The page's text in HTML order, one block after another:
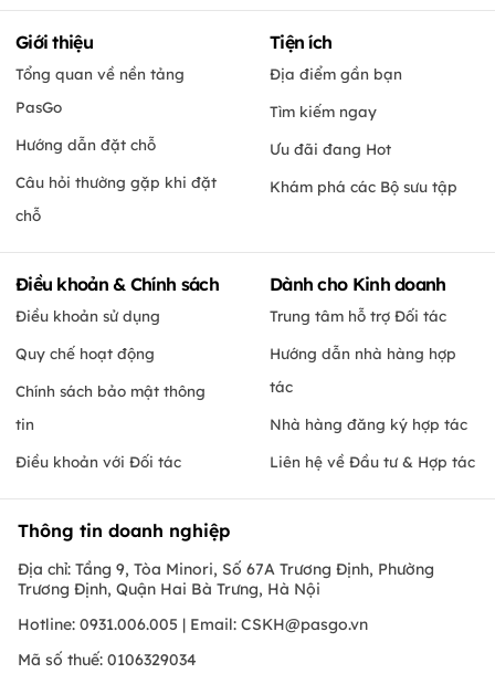
Giới thiệu
Tổng quan về nền tảng
PasGo
Hướng dẫn đặt chỗ
Câu hỏi thường gặp khi đặt
chỗ
Tiện ích
Địa điểm gần bạn
Tìm kiếm ngay
Ưu đãi đang Hot
Khám phá các Bộ sưu tập
Điều khoản & Chính sách
Điều khoản sử dụng
Quy chế hoạt động
Chính sách bảo mật thông
tin
Điều khoản với Đối tác
Dành cho Kinh doanh
Trung tâm hỗ trợ Đối tác
Hướng dẫn nhà hàng hợp
tác
Nhà hàng đăng ký hợp tác
Liên hệ về Đầu tư & Hợp tác
Thông tin doanh nghiệp
Địa chỉ: Tầng 9, Tòa Minori, Số 67A Trương Định, Phường
Trương Định, Quận Hai Bà Trưng, Hà Nội
Hotline: 0931.006.005 | Email: CSKH@pasgo.vn
Mã số thuế: 0106329034